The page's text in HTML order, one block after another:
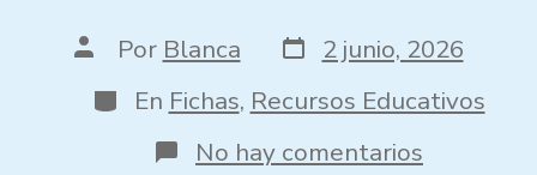
Por Blanca
2 junio, 2026
En Fichas, Recursos Educativos
No hay comentarios